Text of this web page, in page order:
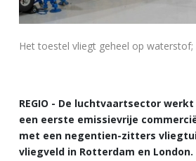
Het toestel vliegt geheel op waterstof;
REGIO - De luchtvaartsector
een eerste emissievrije
met een negentien-zitters
vliegveld in Rotterdam en London.